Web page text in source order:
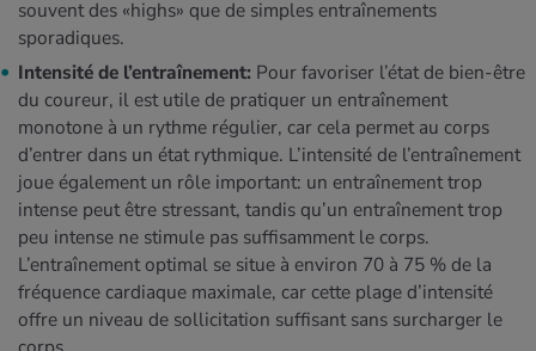
souvent des «highs» que de simples entraînements
sporadiques.
Intensité de l’entraînement: Pour favoriser l’état de bien-être
du coureur, il est utile de pratiquer un entraînement
monotone à un rythme régulier, car cela permet au corps
d’entrer dans un état rythmique. L’intensité de l’entraînement
joue également un rôle important: un entraînement trop
intense peut être stressant, tandis qu’un entraînement trop
peu intense ne stimule pas suffisamment le corps.
L’entraînement optimal se situe à environ 70 à 75 % de la
fréquence cardiaque maximale, car cette plage d’intensité
offre un niveau de sollicitation suffisant sans surcharger le